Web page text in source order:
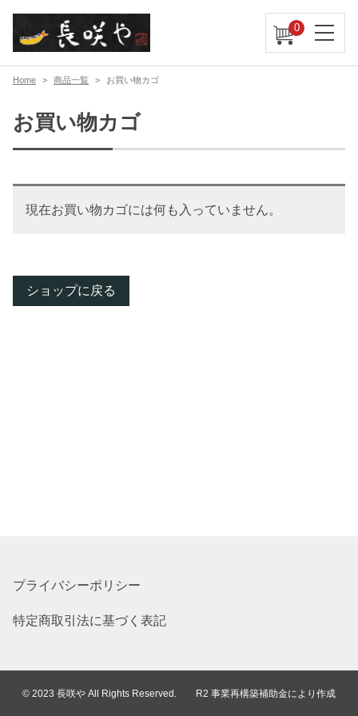
0
Home 商品一覧 お買い物カゴ
お買い物カゴ
現在お買い物カゴには何も入っていません。
ショップに戻る
プライバシーポリシー
特定商取引法に基づく表記
© 2023 長咲や All Rights Reserved. R2 事業再構築補助金により作成